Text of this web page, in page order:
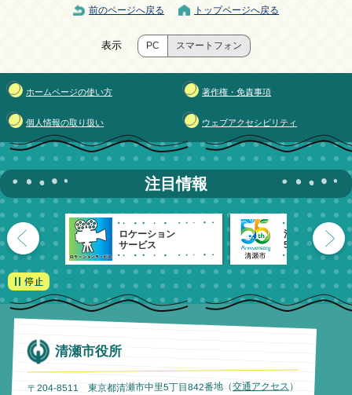
前のページへ戻る トップページへ戻る
表示 PC スマートフォン
ホームページの使い方 著作権・免責事項
個人情報の取り扱い ウェブアクセシビリティ
注目情報
ロケーション
サービス
清瀬市
55周年記念
清瀬市役所
〒204-8511 東京都清瀬市中里5丁目842番地（交通アクセス ）